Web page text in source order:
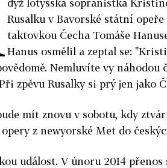
Rusalku v Bavorské státní
taktovkou Čecha Tomáše
Hanus osmělil a zeptal se:
Nemluvíte vy náhodou
zpěvu Rusalky si prý jen jako
mít znovu v sobotu, kdy
z newyorské Met do
událost. V únoru 2014